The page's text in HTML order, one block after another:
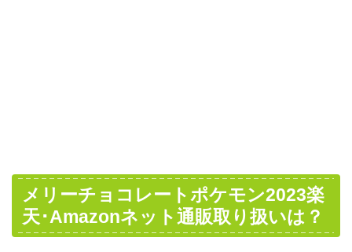
メリーチョコレートポケモン2023楽
天･Amazonネット通販取り扱いは？